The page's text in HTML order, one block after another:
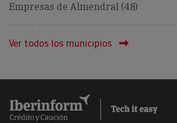
Empresas de Almendral (48)
Ver todos los municipios